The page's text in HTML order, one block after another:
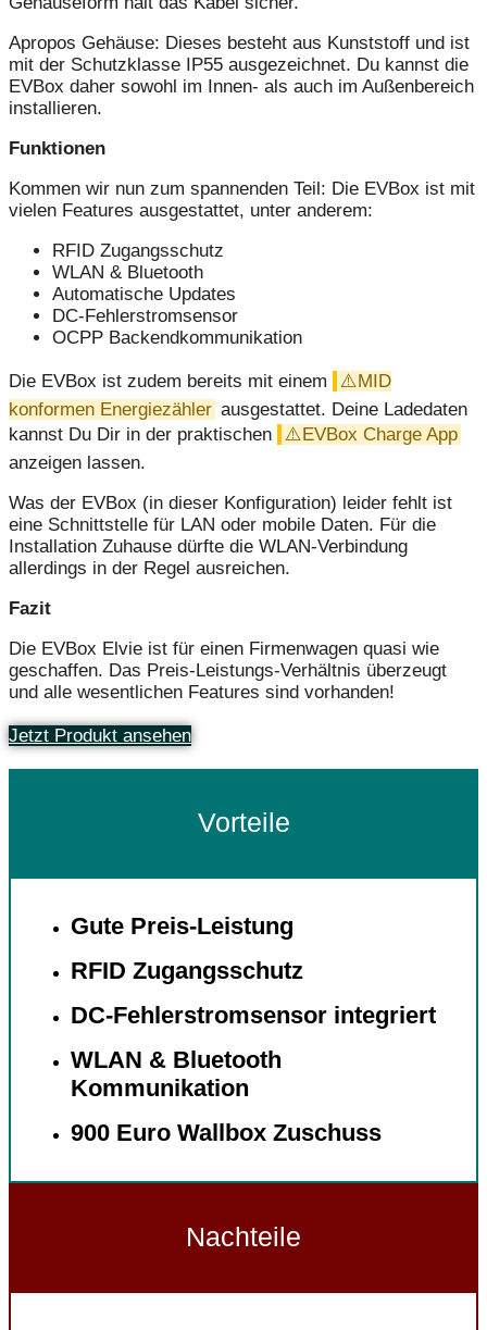
Apropos Gehäuse: Dieses besteht aus Kunststoff und ist
mit der Schutzklasse IP55 ausgezeichnet. Du kannst die
EVBox daher sowohl im Innen- als auch im Außenbereich
installieren.
Funktionen
Kommen wir nun zum spannenden Teil: Die EVBox ist mit
vielen Features ausgestattet, unter anderem:
RFID Zugangsschutz
WLAN & Bluetooth
Automatische Updates
DC-Fehlerstromsensor
OCPP Backendkommunikation
Die EVBox ist zudem bereits mit einem
MID
konformen Energiezähler ausgestattet. Deine Ladedaten
kannst Du Dir in der praktischen
EVBox Charge App
anzeigen lassen.
Was der EVBox (in dieser Konfiguration) leider fehlt ist
eine Schnittstelle für LAN oder mobile Daten. Für die
Installation Zuhause dürfte die WLAN-Verbindung
allerdings in der Regel ausreichen.
Fazit
Die EVBox Elvie ist für einen Firmenwagen quasi wie
geschaffen. Das Preis-Leistungs-Verhältnis überzeugt
und alle wesentlichen Features sind vorhanden!
Jetzt Produkt ansehen
Vorteile
Gute Preis-Leistung
RFID Zugangsschutz
DC-Fehlerstromsensor integriert
WLAN & Bluetooth
Kommunikation
900 Euro Wallbox Zuschuss
Nachteile